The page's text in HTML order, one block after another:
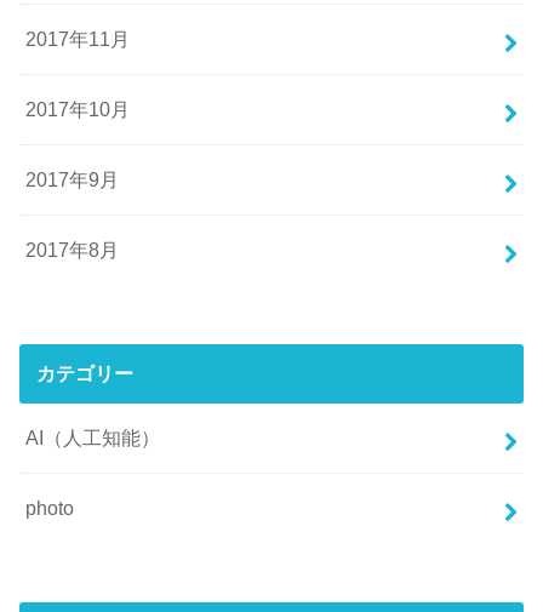
2017年11月
2017年10月
2017年9月
2017年8月
カテゴリー
AI（人工知能）
photo